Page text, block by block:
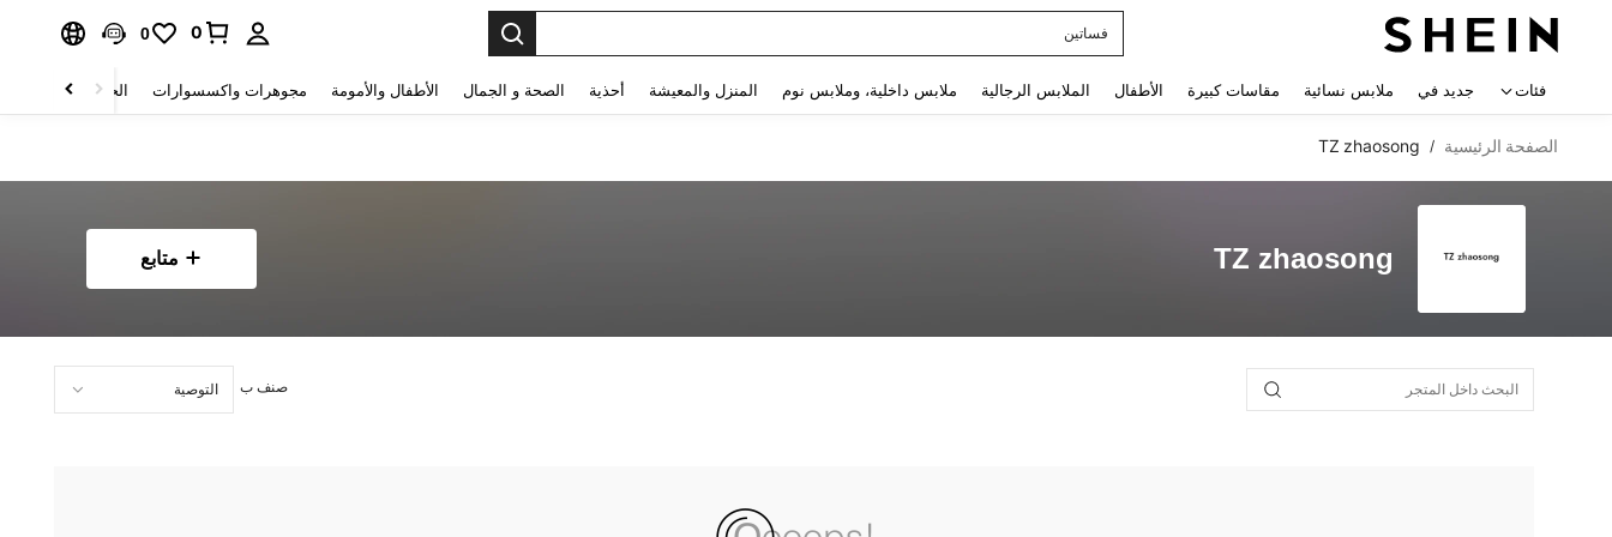
فساتين
0
0
فئات جديد في ملابس نسائية مقاسات كبيرة الأطفال الملابس الرجالية ملابس داخلية، وملابس نوم المنزل والمعيشة أحذية الصحة و الجمال الأطفال والأمومة مجوهرات واكسسوارات الحقائب والأمتعة
الصفحة الرئيسية /
TZ zhaosong
TZ zhaosong متابع
صنف ب